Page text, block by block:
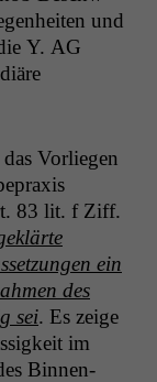
und
Y. AG
Vor­liegen
83 lit. f Ziff.
ein
des
sei. Es zeige
im
Bin­nen­